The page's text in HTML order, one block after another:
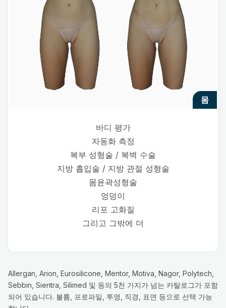
몸
바디 평가
자동화 측정
복부 성형술 / 복벽 수술
지방 흡입술 / 지방 관절 성형술
몸윤곽성형술
엉덩이
리포 고화질
그리고 그밖에 더
Allergan, Arion, Eurosilicone, Mentor, Motiva, Nagor, Polytech,
Sebbin, Sientra, Silimed 및 등의 5천 가지가 넘는 카탈로그가 포함
되어 있습니다. 볼륨, 프로파일, 투영, 직경, 표면 등으로 선택 가능